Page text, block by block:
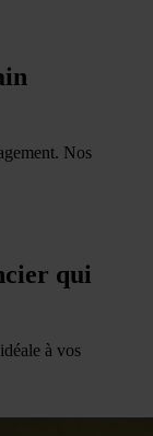
Nos
qui
à vos